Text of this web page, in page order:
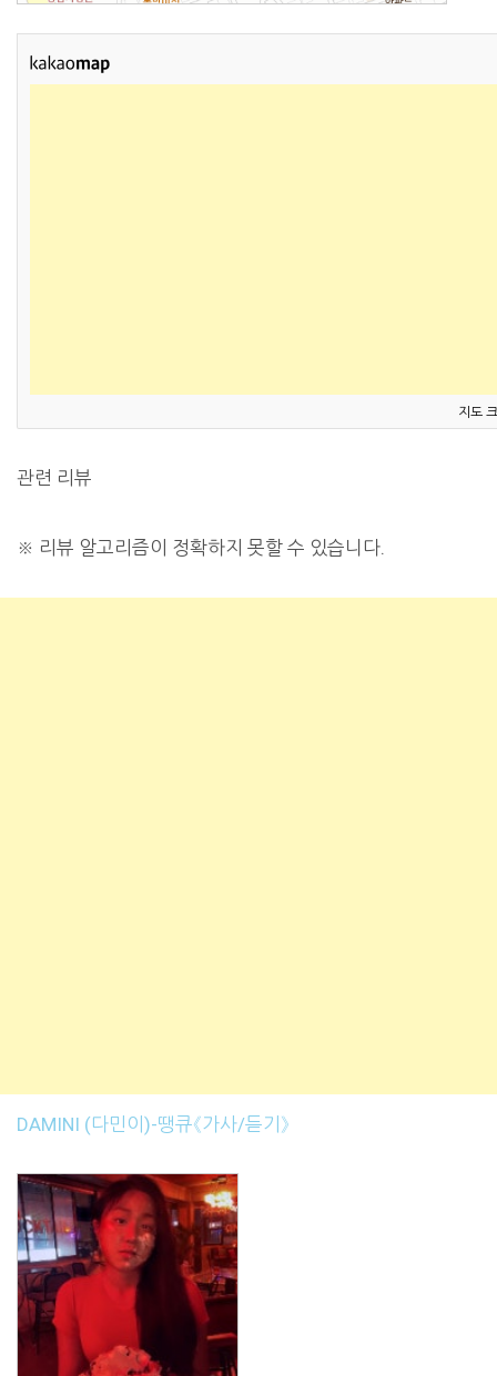
지도
관련 리뷰
※ 리뷰 알고리즘이 정확하지 못할 수 있습니다.
DAMINI (다민이)-땡큐《가사/듣기》